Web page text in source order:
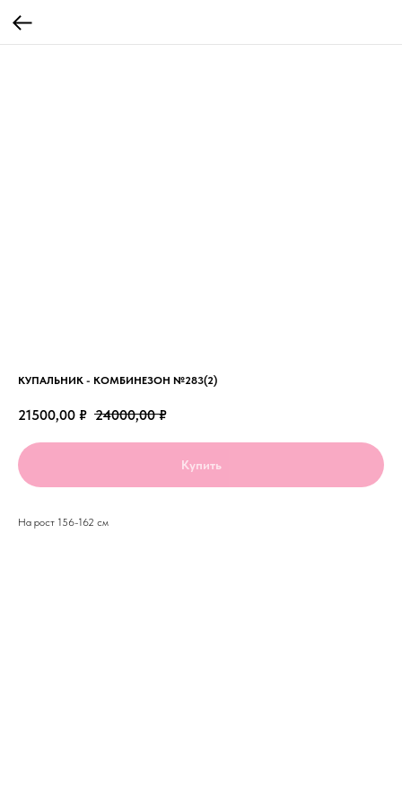
КУПАЛЬНИК - КОМБИНЕЗОН №283(2)
21500,00 ₽ 24000,00 ₽
Купить
На рост 156-162 см